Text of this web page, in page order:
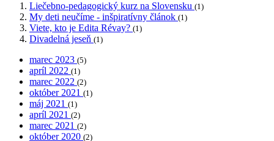
Liečebno-pedagogický kurz na Slovensku (1)
My deti neučíme - inšpiratívny článok (1)
Viete, kto je Edita Révay? (1)
Divadelná jeseň (1)
marec 2023 (5)
apríl 2022 (1)
marec 2022 (2)
október 2021 (1)
máj 2021 (1)
apríl 2021 (2)
marec 2021 (2)
október 2020 (2)